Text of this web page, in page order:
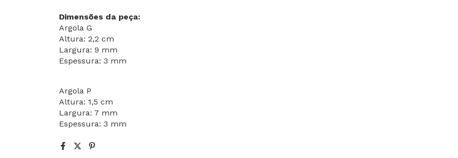
Dimensões da peça:
Argola G
Altura: 2,2 cm
Largura: 9 mm
Espessura: 3 mm
Argola P
Altura: 1,5 cm
Largura: 7 mm
Espessura: 3 mm